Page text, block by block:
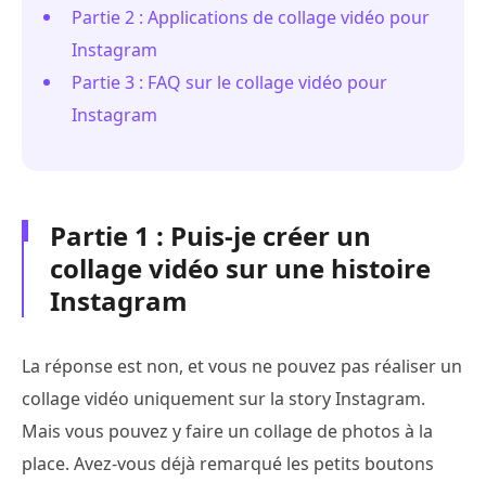
Partie 2 : Applications de collage vidéo pour
Instagram
Partie 3 : FAQ sur le collage vidéo pour
Instagram
Partie 1 : Puis-je créer un
collage vidéo sur une histoire
Instagram
La réponse est non, et vous ne pouvez pas réaliser un
collage vidéo uniquement sur la story Instagram.
Mais vous pouvez y faire un collage de photos à la
place. Avez-vous déjà remarqué les petits boutons